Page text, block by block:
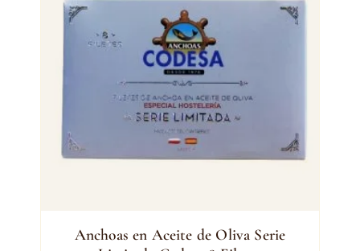
Anchoas en Aceite de Oliva Serie